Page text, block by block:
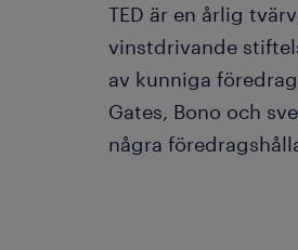
TED är en årlig
vinstdrivande
av kunniga
Gates, Bono och
några